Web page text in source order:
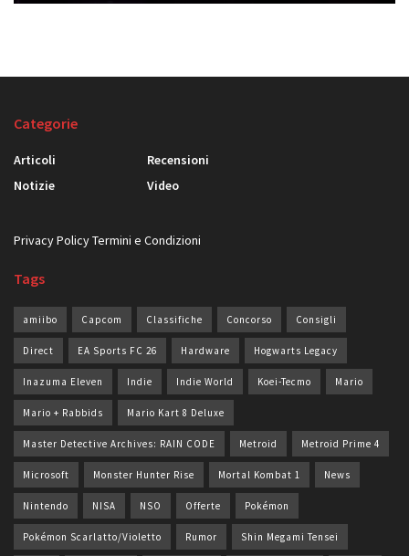
Categorie
Articoli
Notizie
Recensioni
Video
Privacy PolicyTermini e Condizioni
Tags
amiibo Capcom Classifiche Concorso Consigli
Direct EA Sports FC 26 Hardware Hogwarts Legacy
Inazuma Eleven Indie Indie World Koei-Tecmo Mario
Mario + Rabbids Mario Kart 8 Deluxe
Master Detective Archives: RAIN CODE Metroid Metroid Prime 4
Microsoft Monster Hunter Rise Mortal Kombat 1 News
Nintendo NISA NSO Offerte Pokémon
Pokémon Scarlatto/Violetto Rumor Shin Megami Tensei